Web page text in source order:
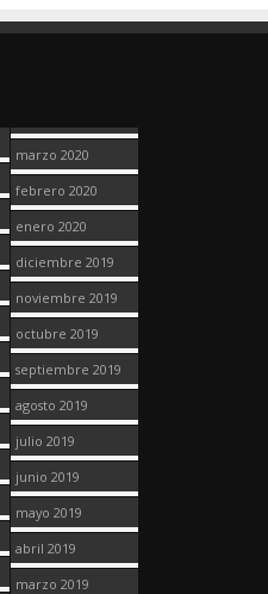
marzo 2020
febrero 2020
enero 2020
diciembre 2019
noviembre 2019
octubre 2019
septiembre 2019
agosto 2019
julio 2019
junio 2019
mayo 2019
abril 2019
marzo 2019